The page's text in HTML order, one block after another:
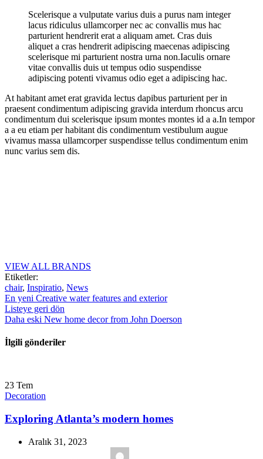
Scelerisque a vulputate varius duis a purus nam integer
lacus ridiculus ullamcorper nec ac convallis mus hac
parturient hendrerit erat a aliquam amet. Cras duis
aliquet a cras hendrerit adipiscing maecenas adipiscing
scelerisque mi parturient nostra urna non.Iaculis ornare
vitae convallis duis ut tempus odio suspendisse
adipiscing potenti vivamus odio eget a adipiscing hac.
At habitant amet erat gravida lectus dapibus parturient per in
praesent condimentum adipiscing gravida interdum rhoncus arcu
condimentum dui scelerisque ipsum montes montes id a a.In tempor
a a eu etiam per habitant dis condimentum vestibulum augue
vivamus massa ullamcorper suspendisse tellus condimentum enim
nunc varius sem dis.
VIEW ALL BRANDS
Etiketler:
chair, Inspiratio, News
En yeni Creative water features and exterior
Listeye geri dön
Daha eski New home decor from John Doerson
İlgili gönderiler
23 Tem
Decoration
Exploring Atlanta’s modern homes
Aralık 31, 2023